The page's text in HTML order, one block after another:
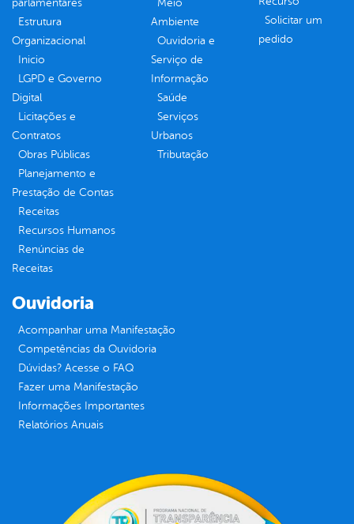
parlamentares
Estrutura
Organizacional
Inicio
LGPD e Governo
Digital
Licitações e
Contratos
Obras Públicas
Planejamento e
Prestação de Contas
Receitas
Recursos Humanos
Renúncias de
Receitas
Meio
Ambiente
Ouvidoria e
Serviço de
Informação
Saúde
Serviços
Urbanos
Tributação
Solicitar um
pedido
Ouvidoria
Acompanhar uma Manifestação
Competências da Ouvidoria
Dúvidas? Acesse o FAQ
Fazer uma Manifestação
Informações Importantes
Relatórios Anuais